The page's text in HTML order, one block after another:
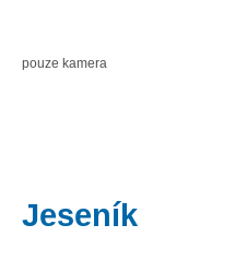
pouze kamera
Jeseník